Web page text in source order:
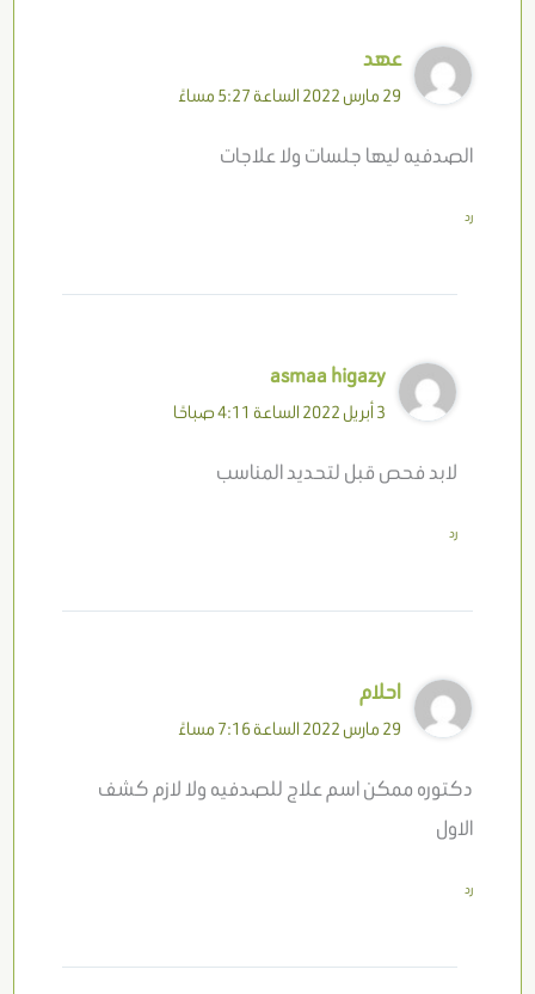
عهد
29 مارس 2022 الساعة 5:27 مساءً
الصدفيه ليها جلسات ولا علاجات
رد
asmaa higazy
3 أبريل 2022 الساعة 4:11 صباحًا
لابد فحص قبل لتحديد المناسب
رد
احلام
29 مارس 2022 الساعة 7:16 مساءً
دكتوره ممكن اسم علاج للصدفيه ولا لازم كشف
الاول
رد